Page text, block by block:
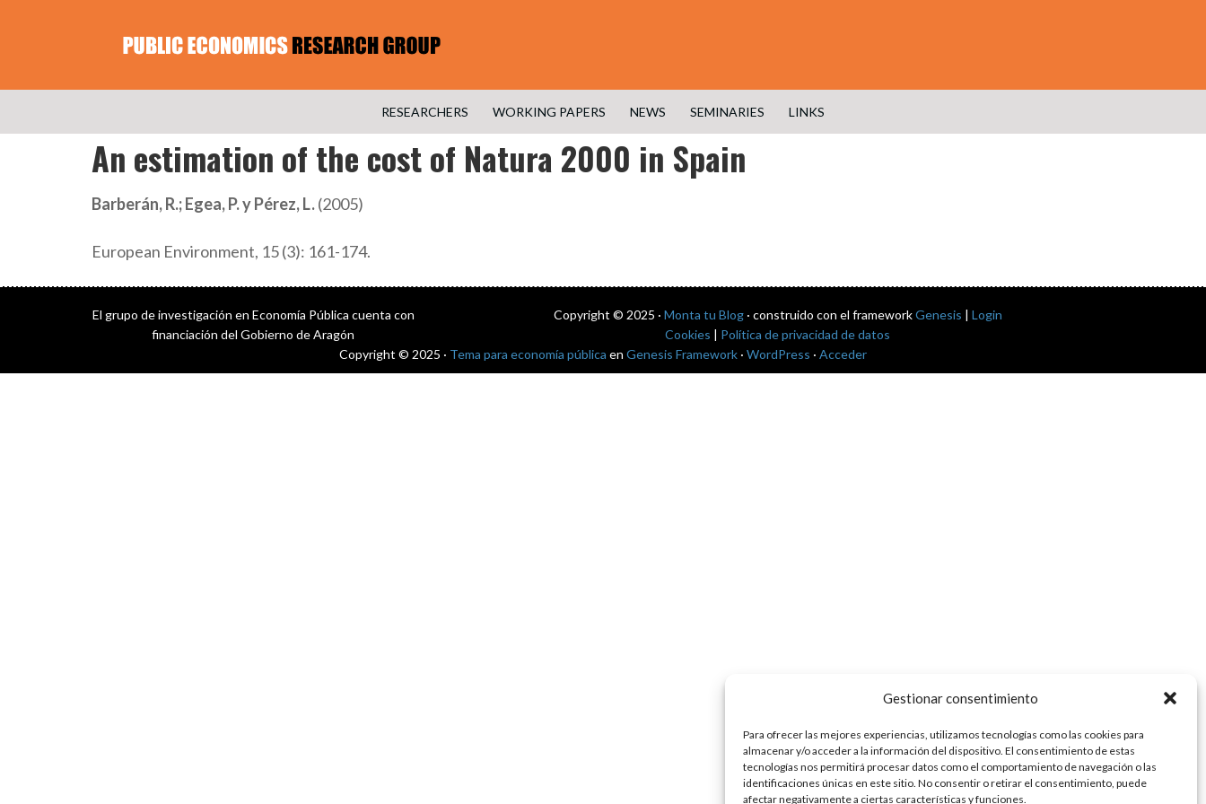
Gestionar consentimiento
Para ofrecer las mejores experiencias, utilizamos tecnologías como las cookies para
almacenar y/o acceder a la información del dispositivo. El consentimiento de estas
tecnologías nos permitirá procesar datos como el comportamiento de navegación o las
identificaciones únicas en este sitio. No consentir o retirar el consentimiento, puede
afectar negativamente a ciertas características y funciones.
RESEARCHERS WORKING PAPERS NEWS SEMINARIES LINKS
An estimation of the cost of Natura 2000 in Spain
Barberán, R.; Egea, P. y Pérez, L.(2005)
European Environment, 15 (3): 161-174.
El grupo de investigación en Economía Pública cuenta con
financiación del Gobierno de Aragón
Copyright © 2025 · Monta tu Blog· construido con el frameworkGenesis | Login
Cookies | Política de privacidad de datos
Copyright © 2025 · Tema para economía pública en Genesis Framework · WordPress · Acceder